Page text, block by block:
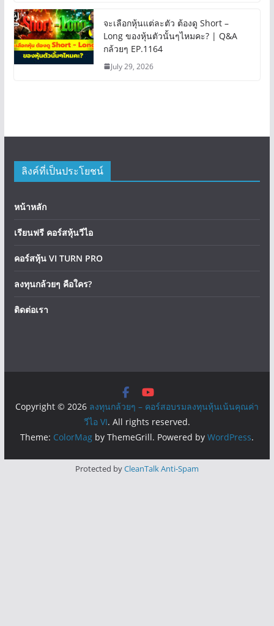
จะเลือกหุ้นแต่ละตัว ต้องดู Short –
Long ของหุ้นตัวนั้นๆไหมคะ? | Q&A
กล้วยๆ EP.1164
July 29, 2026
ลิงค์ที่เป็นประโยชน์
หน้าหลัก
เรียนฟรี คอร์สหุ้นวีไอ
คอร์สหุ้น VI TURN PRO
ลงทุนกล้วยๆ คือใคร?
ติดต่อเรา
Copyright © 2026 ลงทุนกล้วยๆ – คอร์สอบรมลงทุนหุ้นเน้นคุณค่า
วีไอ VI. All rights reserved.
Theme: ColorMagby ThemeGrill. Powered by WordPress.
Protected byCleanTalk Anti-Spam